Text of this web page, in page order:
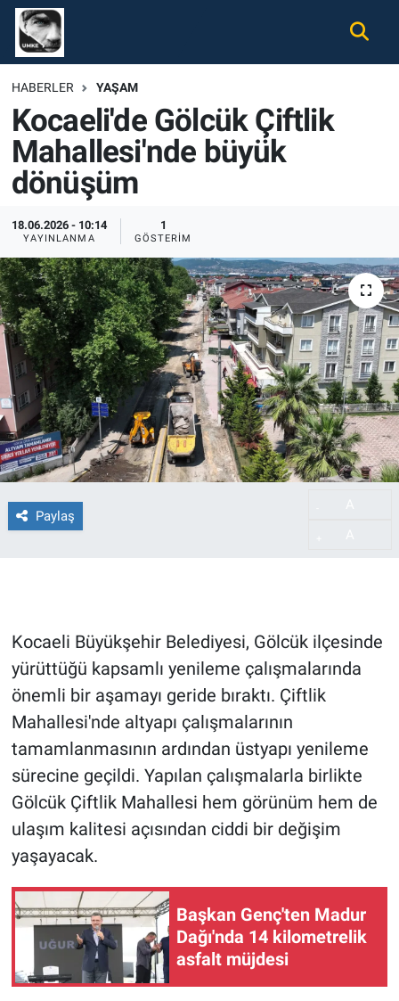
HABERLER YAŞAM
Kocaeli'de Gölcük Çiftlik
Mahallesi'nde büyük
dönüşüm
18.06.2026 - 10:14
YAYINLANMA
1
GÖSTERIM
Paylaş
Kocaeli Büyükşehir Belediyesi, Gölcük ilçesinde
yürüttüğü kapsamlı yenileme çalışmalarında
önemli bir aşamayı geride bıraktı. Çiftlik
Mahallesi'nde altyapı çalışmalarının
tamamlanmasının ardından üstyapı yenileme
sürecine geçildi. Yapılan çalışmalarla birlikte
Gölcük Çiftlik Mahallesi hem görünüm hem de
ulaşım kalitesi açısından ciddi bir değişim
yaşayacak.
Başkan Genç'ten Madur
Dağı'nda 14 kilometrelik
asfalt müjdesi
Gündem
Ekonomi
Spor
Magazin
Tüm Haberler
İletişim
Künye
Nöbetçi Eczaneler
Hava Durumu
Namaz Vakitleri
Trafik Durumu
Süper Lig Puan Durumu ve Fikstür
Tüm Manşetler
Son Dakika Haberleri
Haber Arşivi